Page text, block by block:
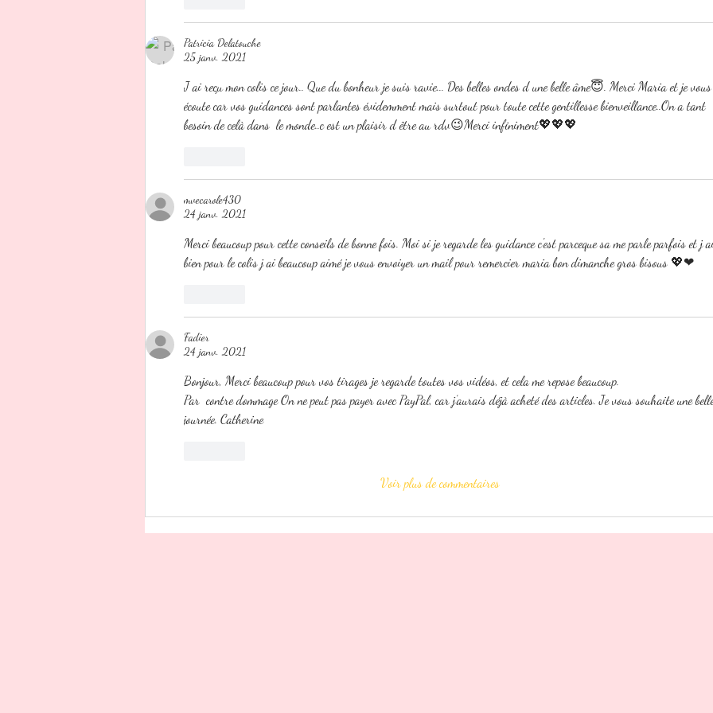
Patricia Delatouche
25 janv. 2021
J ai reçu mon colis ce jour.. Que du bonheur je suis ravie... Des belles ondes d une belle âme😇. Merci Maria et je
écoute car vos guidances sont parlantes évidemment mais surtout pour toute cette gentillesse bienveillance..On a tant
besoin de celà dans  le monde..c est un plaisir d être au rdv😉Merci infiniment💖💖💖
mvecarole430
24 janv. 2021
Merci beaucoup pour cette conseils de bonne fois. Moi si je regarde les guidance c'est parceque sa me parle parfois et j
bien pour le colis j ai beaucoup aimé je vous envoiyer un mail pour remercier maria bon dimanche gros bisous 💖❤
Fadier
24 janv. 2021
Bonjour, Merci beaucoup pour vos tirages je regarde toutes vos vidéos, et cela me repose beaucoup.
Par  contre dommage On ne peut pas payer avec PayPal, car j’aurais déjà acheté des articles. Je vous souhaite une
journée. Catherine
Voir plus de commentaires